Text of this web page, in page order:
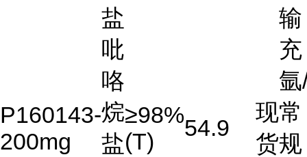
盐
输
P160143-
200mg
吡
咯
烷
盐
≥98%
(T)
54.9
现
货
充
氩
常
规